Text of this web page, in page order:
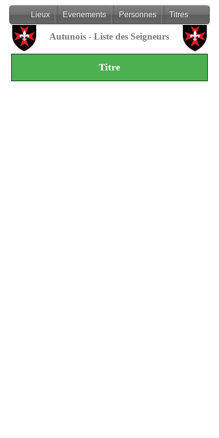
Lieux Evenements Personnes Titres
Autunois - Liste des Seigneurs
Titre